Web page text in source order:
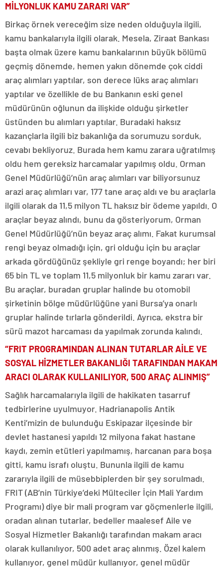
MİLYONLUK KAMU ZARARI VAR”
Birkaç örnek vereceğim size neden olduğuyla ilgili,
kamu bankalarıyla ilgili olarak. Mesela, Ziraat Bankası
başta olmak üzere kamu bankalarının büyük bölümü
geçmiş dönemde, hemen yakın dönemde çok ciddi
araç alımları yaptılar, son derece lüks araç alımları
yaptılar ve özellikle de bu Bankanın eski genel
müdürünün oğlunun da ilişkide olduğu şirketler
üstünden bu alımları yaptılar. Buradaki haksız
kazançlarla ilgili biz bakanlığa da sorumuzu sorduk,
cevabı bekliyoruz. Burada hem kamu zarara uğratılmış
oldu hem gereksiz harcamalar yapılmış oldu. Orman
Genel Müdürlüğü’nün araç alımları var biliyorsunuz
arazi araç alımları var, 177 tane araç aldı ve bu araçlarla
ilgili olarak da 11,5 milyon TL haksız bir ödeme yapıldı. O
araçlar beyaz alındı, bunu da gösteriyorum, Orman
Genel Müdürlüğü’nün beyaz araç alımı. Fakat kurumsal
rengi beyaz olmadığı için, gri olduğu için bu araçlar
arkada gördüğünüz şekliyle gri renge boyandı; her biri
65 bin TL ve toplam 11,5 milyonluk bir kamu zararı var.
Bu araçlar, buradan gruplar halinde bu otomobil
şirketinin bölge müdürlüğüne yani Bursa’ya onarlı
gruplar halinde tırlarla gönderildi. Ayrıca, ekstra bir
sürü mazot harcaması da yapılmak zorunda kalındı.
“FRIT PROGRAMINDAN ALINAN TUTARLAR AİLE VE
SOSYAL HİZMETLER BAKANLIĞI TARAFINDAN MAKAM
ARACI OLARAK KULLANILIYOR, 500 ARAÇ ALINMIŞ”
Sağlık harcamalarıyla ilgili de hakikaten tasarruf
tedbirlerine uyulmuyor. Hadrianapolis Antik
Kenti’mizin de bulunduğu Eskipazar ilçesinde bir
devlet hastanesi yapıldı 12 milyona fakat hastane
kaydı, zemin etütleri yapılmamış, harcanan para boşa
gitti, kamu israfı oluştu. Bununla ilgili de kamu
zararıyla ilgili de müsebbiplerden bir şey sorulmadı.
FRIT (AB’nin Türkiye’deki Mülteciler İçin Mali Yardım
Programı) diye bir mali program var göçmenlerle ilgili,
oradan alınan tutarlar, bedeller maalesef Aile ve
Sosyal Hizmetler Bakanlığı tarafından makam aracı
olarak kullanılıyor, 500 adet araç alınmış. Özel kalem
kullanıyor, genel müdür kullanıyor, genel müdür